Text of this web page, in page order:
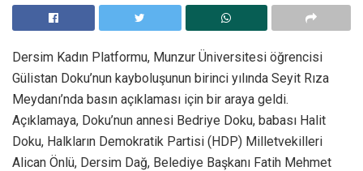
Dersim Kadın Platformu, Munzur Üniversitesi öğrencisi
Gülistan Doku’nun kayboluşunun birinci yılında Seyit Rıza
Meydanı’nda basın açıklaması için bir araya geldi.
Açıklamaya, Doku’nun annesi Bedriye Doku, babası Halit
Doku, Halkların Demokratik Partisi (HDP) Milletvekilleri
Alican Önlü, Dersim Dağ, Belediye Başkanı Fatih Mehmet